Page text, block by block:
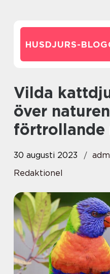
HUSDJURS-
Vilda kattdjur: En översikt
över
förtrollande
30 augusti 2023
Redaktionel